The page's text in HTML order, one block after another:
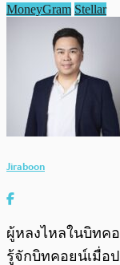
MoneyGram Stellar
Jiraboon
ผู้หลงไหลในบิทคอ
รู้จักบิทคอยน์เมื่อ